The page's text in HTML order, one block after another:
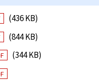
(436 KB)
(844 KB)
(344 KB)